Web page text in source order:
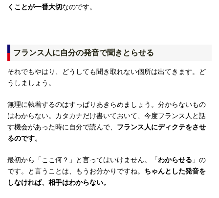
くことが一番大切なのです。
フランス人に自分の発音で聞きとらせる
それでもやはり、どうしても聞き取れない個所は出てきます。ど
うしましょう。
無理に執着するのはすっぱりあきらめましょう。分からないもの
はわからない。カタカナだけ書いておいて、今度フランス人と話
す機会があった時に自分で読んで、 フランス人にディクテをさせ
るのです。
最初から「ここ何？」と言ってはいけません。「わからせる 」の
です。と言うことは、もうお分かりですね。 ちゃんとした発音を
しなければ、相手はわからない。